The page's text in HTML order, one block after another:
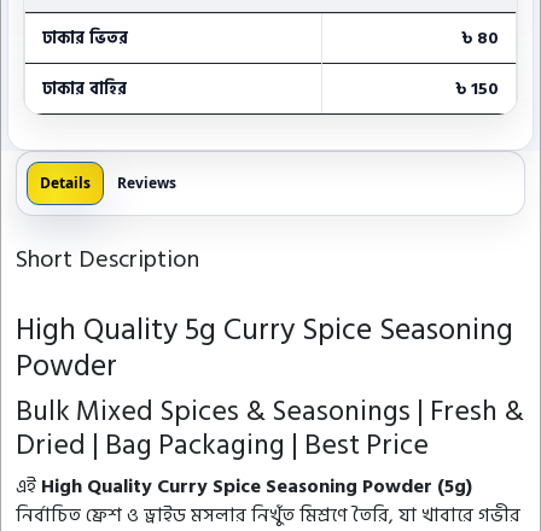
ঢাকার ভিতর
৳ 80
ঢাকার বাহির
৳ 150
Details Reviews
Short Description
High Quality 5g Curry Spice Seasoning
Powder
Bulk Mixed Spices & Seasonings | Fresh &
Dried | Bag Packaging | Best Price
এইHigh Quality Curry Spice Seasoning Powder (5g)
নির্বাচিত ফ্রেশ ও ড্রাইড মসলার নিখুঁত মিশ্রণে তৈরি, যা খাবারে গভীর